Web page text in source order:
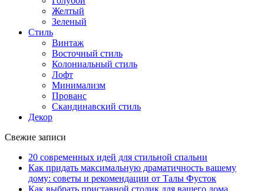
Желтый
Зеленый
Стиль
Винтаж
Восточный стиль
Колониальный стиль
Лофт
Минимализм
Прованс
Скандинавский стиль
Декор
Свежие записи
20 современных идей для стильной спальни
Как придать максимальную драматичность вашему
дому: советы и рекомендации от Талы Фусток
Как выбрать приставной столик для вашего дома